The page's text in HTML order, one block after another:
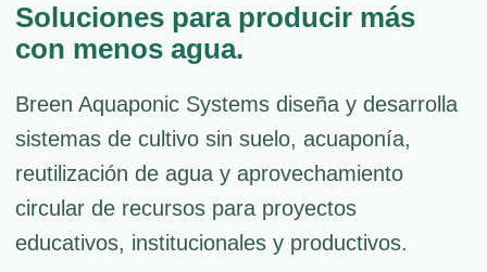
Soluciones para producir más
con menos agua.
Breen Aquaponic Systems diseña y desarrolla
sistemas de cultivo sin suelo, acuaponía,
reutilización de agua y aprovechamiento
circular de recursos para proyectos
educativos, institucionales y productivos.